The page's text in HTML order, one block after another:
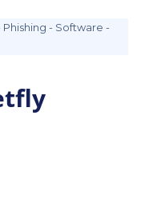
Phishing - Software -